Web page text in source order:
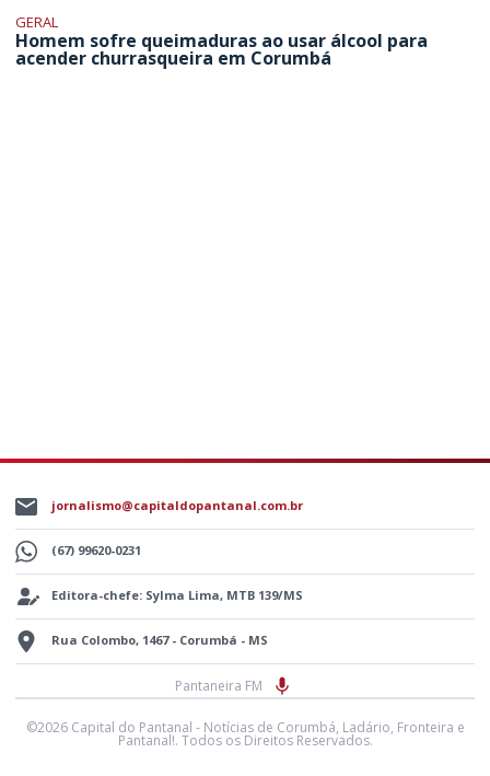
GERAL
Homem sofre queimaduras ao usar álcool para
acender churrasqueira em Corumbá
jornalismo@capitaldopantanal.com.br
(67) 99620-0231
Editora-chefe: Sylma Lima, MTB 139/MS
Rua Colombo, 1467 - Corumbá - MS
Pantaneira FM
©2026 Capital do Pantanal - Notícias de Corumbá, Ladário, Fronteira e
Pantanal!. Todos os Direitos Reservados.